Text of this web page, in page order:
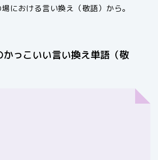
における言い換え（敬語）から。
かっこいい言い換え単語（敬